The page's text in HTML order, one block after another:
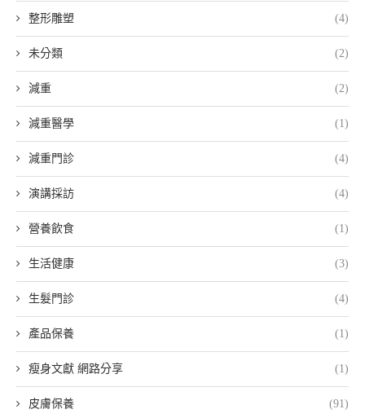
整形雕塑 (4)
未分類 (2)
減重 (2)
減重醫學 (1)
減重門診 (4)
演講採訪 (4)
營養飲食 (1)
生活健康 (3)
生髮門診 (4)
產品保養 (1)
瘦身文獻 網路分享 (1)
皮膚保養 (91)